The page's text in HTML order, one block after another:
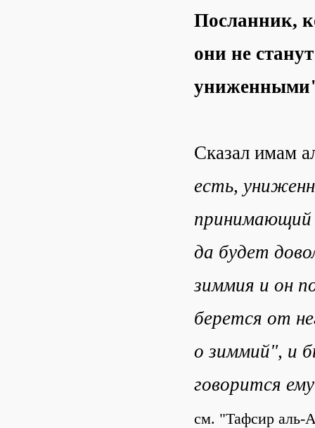
Посланник,
они не
Сказал имам
есть,
принимающий
да будет
зиммия и он
берется от
о зиммий", и
говорится
см. "Тафсир аль-